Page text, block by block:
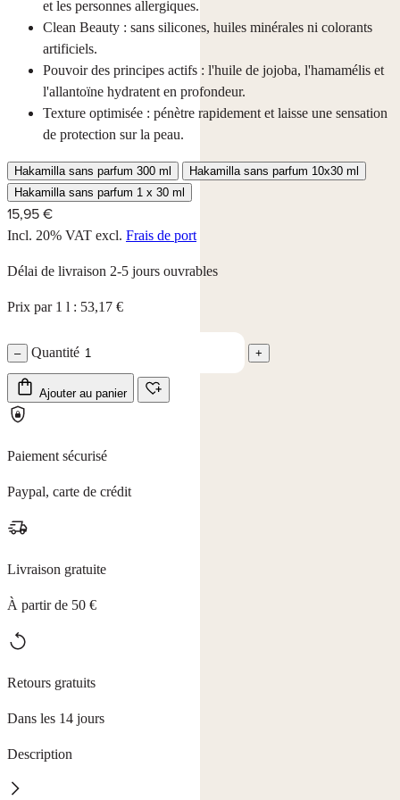
et les personnes allergiques.
Clean Beauty : sans silicones, huiles minérales ni colorants
artificiels.
Pouvoir des principes actifs : l'huile de jojoba, l'hamamélis et
l'allantoïne hydratent en profondeur.
Texture optimisée : pénètre rapidement et laisse une sensation
de protection sur la peau.
Hakamilla sans parfum 300 ml
Hakamilla sans parfum 10x30 ml
Hakamilla sans parfum 1 x 30 ml
15,95 €
Incl. 20% VAT excl. Frais de port
Délai de livraison 2-5 jours ouvrables
Prix par 1 l : 53,17 €
– Quantité +
Ajouter au panier
Paiement sécurisé
Paypal, carte de crédit
Livraison gratuite
À partir de 50 €
Retours gratuits
Dans les 14 jours
Description